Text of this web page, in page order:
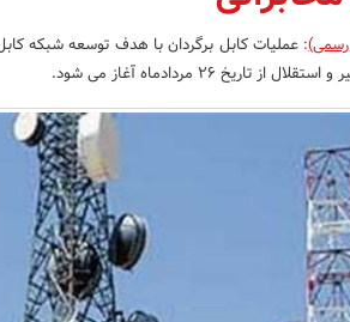
رسمی): عملیات کابل برگردان با هدف توسعه شبکه
26 مردادماه آغاز می شود.